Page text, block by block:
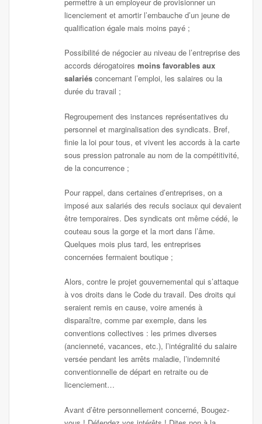
licenciement et amortir l’embauche d’un jeune de
qualification égale mais moins payé ;
Possibilité de négocier au niveau de l’entreprise des
accords dérogatoiresmoins favorables aux
salariésconcernant l’emploi, les salaires ou la
durée du travail ;
Regroupement des instances représentatives du
personnel et marginalisation des syndicats. Bref,
finie la loi pour tous, et vivent les accords à la carte
sous pression patronale au nom de la compétitivité,
de la concurrence ;
Pour rappel, dans certaines d’entreprises, on a
imposé aux salariés des reculs sociaux qui devaient
être temporaires. Des syndicats ont même cédé, le
couteau sous la gorge et la mort dans l’âme.
Quelques mois plus tard, les entreprises
concernées fermaient boutique ;
Alors, contre le projet gouvernemental qui s’attaque
à vos droits dans le Code du travail. Des droits qui
seraient remis en cause, voire amenés à
disparaître, comme par exemple, dans les
conventions collectives : les primes diverses
(ancienneté, vacances, etc.), l’intégralité du salaire
versée pendant les arrêts maladie, l’indemnité
conventionnelle de départ en retraite ou de
licenciement…
Avant d’être personnellement concerné, Bougez-